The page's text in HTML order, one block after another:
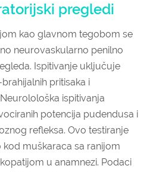
pregledi
kao glavnom tegobom se
neurovaskularno penilno
Ispitivanje uključuje
pritisaka i
ispitivanja
potencija pudendusa i
refleksa. Ovo testiranje
muškaraca sa ranijom
u anamnezi. Podaci